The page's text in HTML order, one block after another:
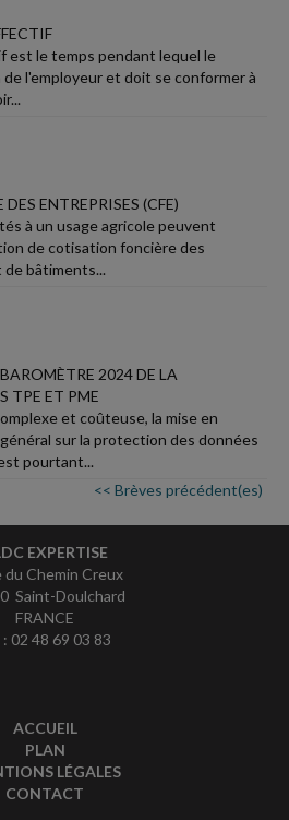
est le temps pendant lequel le
l'employeur et doit se conformer à
ENTREPRISES (CFE)
à un usage agricole peuvent
de cotisation foncière des
de bâtiments...
2024 DE LA
TPE ET PME
et coûteuse, la mise en
sur la protection des données
pourtant...
<< Brèves précédent(es)
EXPERTISE
du Chemin Creux
Saint-Doulchard
FRANCE
: 02 48 69 03 83
ACCUEIL
PLAN
LÉGALES
CONTACT